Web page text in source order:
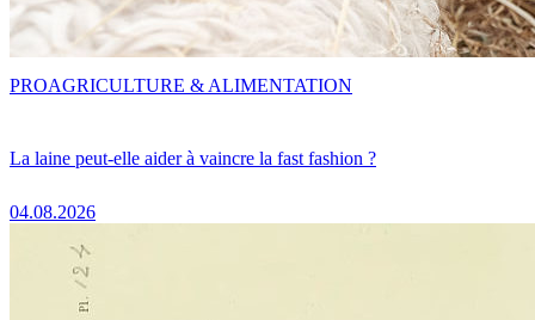
La laine peut-elle aider à vaincre la fast fashion ?
04.08.2026
PROAGRICULTURE & ALIMENTATION